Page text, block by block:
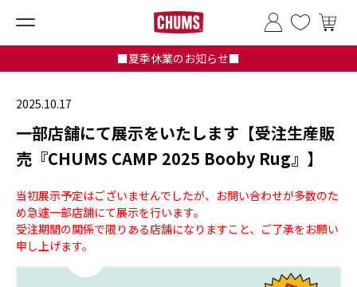
■夏季休業のお知らせ■
2025.10.17
一部店舗にて展示をいたします【受注生産販
売『CHUMS CAMP 2025 Booby Rug』】
当初展示予定はございませんでしたが、お問い合わせが多数のた
め急遽一部店舗にて展示を行います。
受注期間の関係で限りある店舗になりますこと、ご了承をお願い
申し上げます。